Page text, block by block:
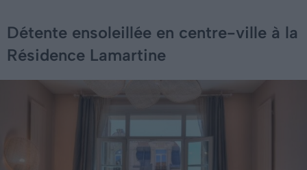
Détente ensoleillée en centre-ville à la
Résidence Lamartine